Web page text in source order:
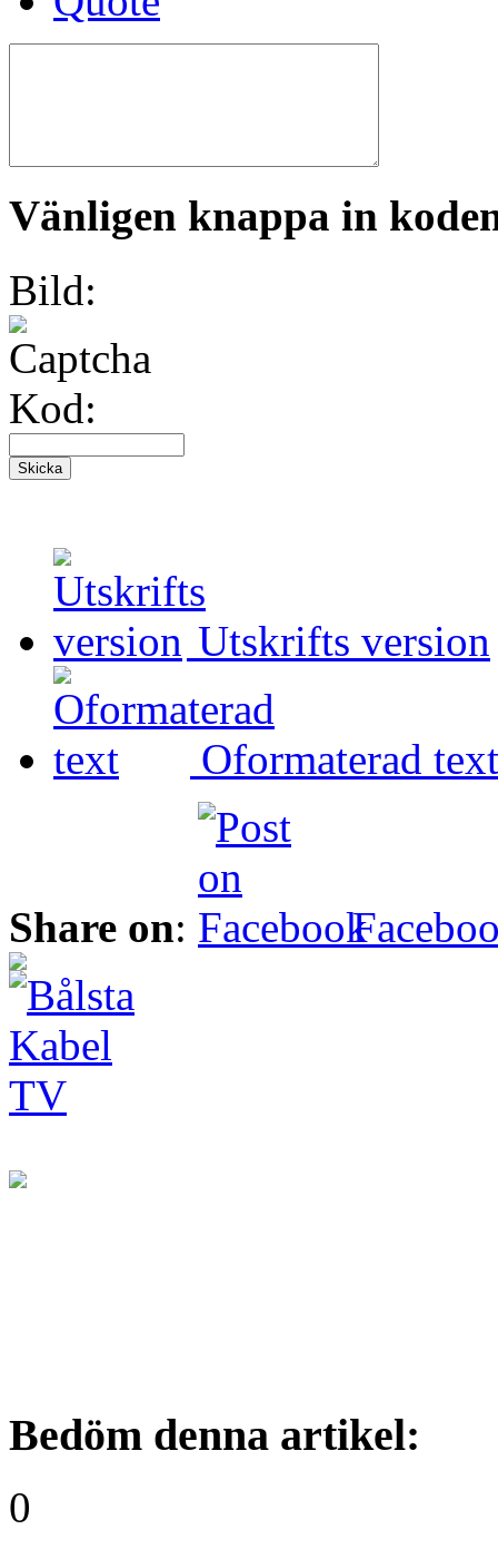
Vänligen knappa in
Bild:
Kod:
Utskrifts version
Oformaterad text
Share on:
Bedöm denna artikel:
0